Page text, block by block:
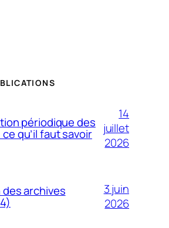
périodique des
qu’il faut savoir
14
juillet
2026
archives
3 juin
2026